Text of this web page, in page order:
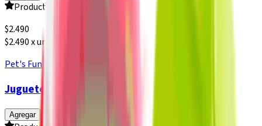
Producto sin calificar
$2.490
$2.490 x un
Pet's Fun
Juguete Pelota de Goma con Sonido
Agregar